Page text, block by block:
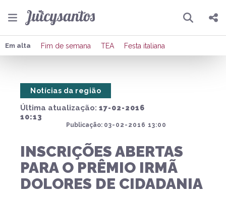
Pesquisar
Compartilhar
Em alta Fim de semana TEA Festa italiana
Última atualização: 17-02-2016
10:13
Publicação: 03-02-2016 13:00
Notícias da região
INSCRIÇÕES ABERTAS
PARA O PRÊMIO IRMÃ
DOLORES DE CIDADANIA